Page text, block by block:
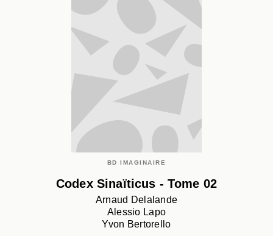
BD IMAGINAIRE
Codex Sinaïticus - Tome 02
Arnaud Delalande
Alessio Lapo
Yvon Bertorello